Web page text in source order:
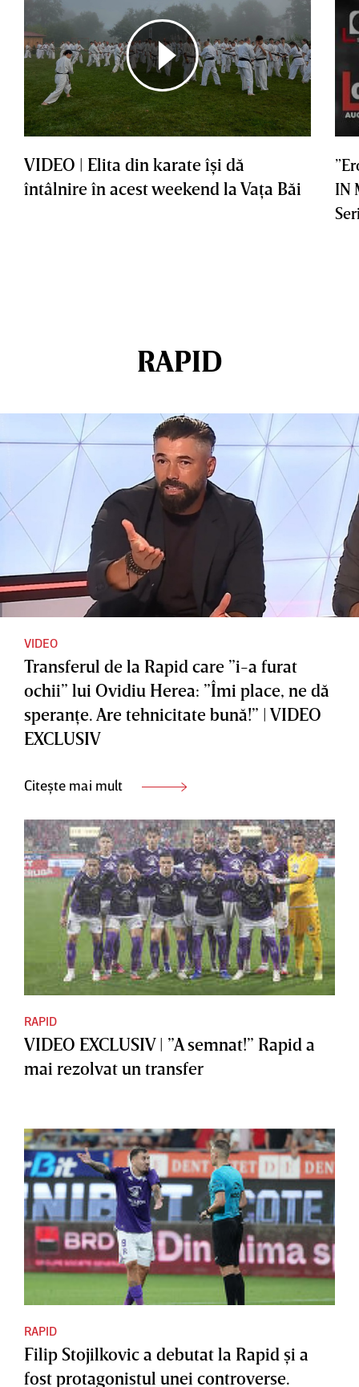
VIDEO | Elita din karate îşi dă
întâlnire în acest weekend la Vaţa Băi
IN
RAPID
VIDEO
Transferul de la Rapid care ”i-a furat
ochii” lui Ovidiu Herea: ”Îmi place, ne dă
speranţe. Are tehnicitate bună!” | VIDEO
EXCLUSIV
Citește mai mult
RAPID
VIDEO EXCLUSIV | ”A semnat!” Rapid a
mai rezolvat un transfer
RAPID
Filip Stojilkovic a debutat la Rapid şi a
fost protagonistul unei controverse.